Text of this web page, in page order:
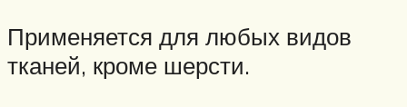
Применяется для любых видов
тканей, кроме шерсти.